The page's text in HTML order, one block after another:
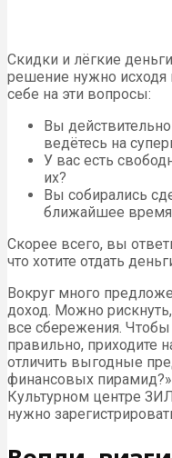
Скидки и лёгкие
решение нужно исходя
себе на эти вопросы:
Вы
ведётесь на
У вас есть
их?
Вы собирались
ближайшее
Скорее всего, вы
что хотите отдать
Вокруг много
доход. Можно
все сбережения.
правильно, приходите
отличить выгодные
финансовых
Культурном центре
нужно